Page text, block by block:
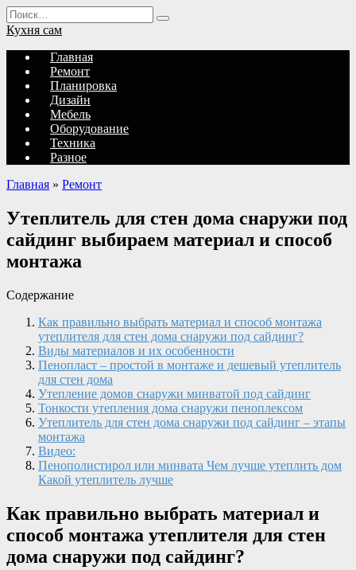
Перейти
к
содержанию
Search
for:
Кухня сам
Главная
Ремонт
Планировка
Дизайн
Мебель
Оборудование
Техника
Разное
Главная » Ремонт
Утеплитель для стен дома снаружи под
сайдинг выбираем материал и способ
монтажа
Содержание
Как правильно выбрать материал и способ монтажа
утеплителя для стен дома снаружи под сайдинг?
Виды материалов и их особенности
Пенопласт – простой в монтаже и дешевый утеплитель
для стен дома
Утепление домов снаружи минватой под сайдинг
Тонкости утепления дома снаружи пеноплексом
Утеплитель для стен дома снаружи под сайдинг – этапы
монтажа
Видео:
Пенополистирол или минвата Чем лучше утеплить дом
Какой утеплитель лучше
Как правильно выбрать материал и
способ монтажа утеплителя для стен
дома снаружи под сайдинг?